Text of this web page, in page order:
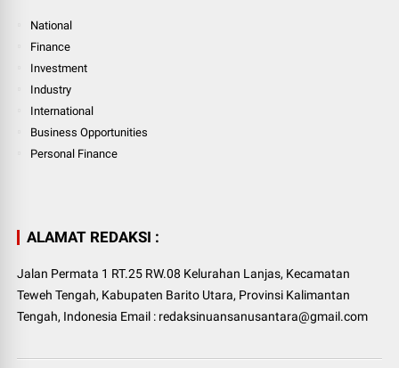
National
Finance
Investment
Industry
International
Business Opportunities
Personal Finance
ALAMAT REDAKSI :
Jalan Permata 1 RT.25 RW.08 Kelurahan Lanjas, Kecamatan
Teweh Tengah, Kabupaten Barito Utara, Provinsi Kalimantan
Tengah, Indonesia Email : redaksinuansanusantara@gmail.com